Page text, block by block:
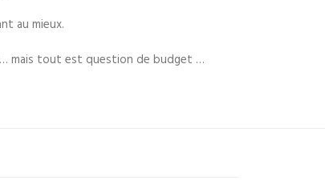
au mieux.
mais tout est question de budget …